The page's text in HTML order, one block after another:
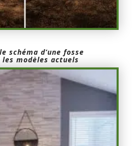
schéma d’une fosse
modèles actuels